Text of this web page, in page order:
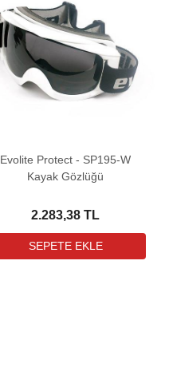
Evolite Protect - SP195-W
Kayak Gözlüğü
2.283,38 TL